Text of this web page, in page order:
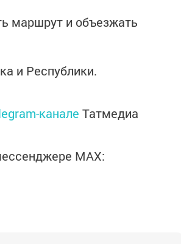
маршрут и объезжать
и Республики.
канале Татмедиа
MАХ: